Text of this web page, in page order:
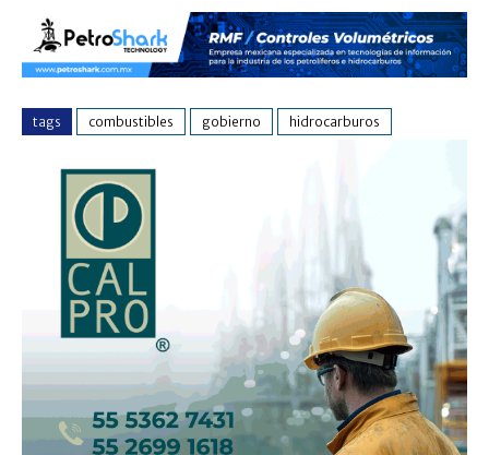
tags combustibles gobierno hidrocarburos